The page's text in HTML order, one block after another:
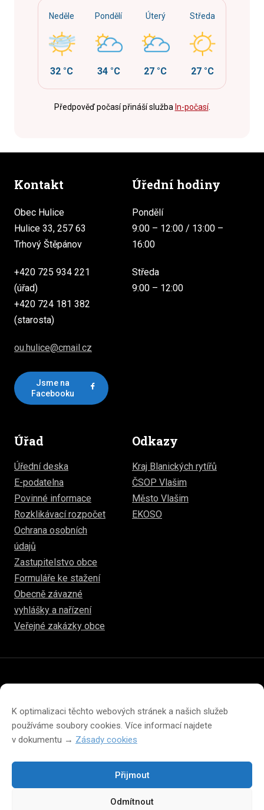
K optimalizaci těchto webových stránek a našich služeb
používáme soubory cookies. Více informací najdete
v dokumentu → Zásady cookies
Přijmout
Odmítnout
Neděle
32 °C
Pondělí
34 °C
Úterý
27 °C
Středa
27 °C
Předpověď počasí přináší služba In-počasí.
Kontakt
Obec Hulice
Hulice 33, 257 63
Trhový Štěpánov
+420 725 934 221
(úřad)
+420 724 181 382
(starosta)
ou.hulice@cmail.cz
Jsme na
Facebooku
Úřední hodiny
Pondělí
9:00 – 12:00 / 13:00 –
16:00
Středa
9:00 – 12:00
Úřad
Úřední deska
E-podatelna
Povinné informace
Rozklikávací rozpočet
Ochrana osobních
údajů
Zastupitelstvo obce
Formuláře ke stažení
Obecně závazné
vyhlášky a nařízení
Veřejné zakázky obce
Odkazy
Kraj Blanických rytířů
ČSOP Vlašim
Město Vlašim
EKOSO
Prohlášení o přístupnosti
Prohlášení o ochraně soukromí
Zásady cookies (EU)
Změna velikosti písma na webu